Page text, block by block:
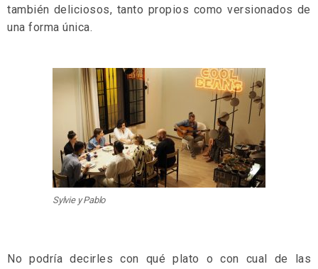
también deliciosos, tanto propios como versionados de
una forma única.
Sylvie y Pablo
No podría decirles con qué plato o con cual de las